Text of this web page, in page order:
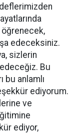
öğrenecek,
edeceksiniz.
sizlerin
Bu
bu anlamlı
ediyorum.
ve
ediyor,